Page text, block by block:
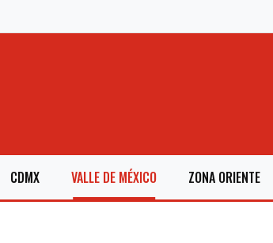
CDMX VALLE DE MÉXICO ZONA ORIENTE